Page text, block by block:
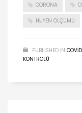
CORONA
HIJYEN ÖLÇÜMÜ
PUBLISHED IN
KONTROLÜ